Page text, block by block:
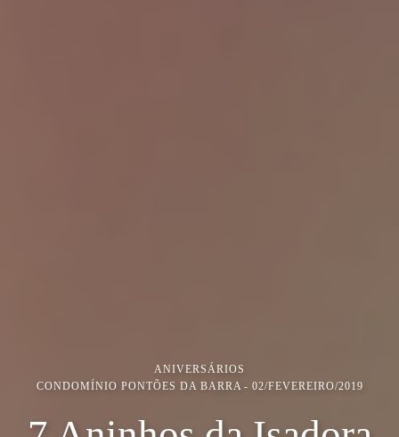
ANIVERSÁRIOS
CONDOMÍNIO PONTÕES DA BARRA
02/FEVEREIRO/2019